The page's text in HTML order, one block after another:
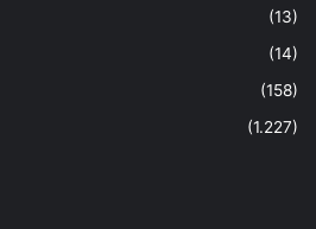
(13)
(14)
(158)
(1.227)